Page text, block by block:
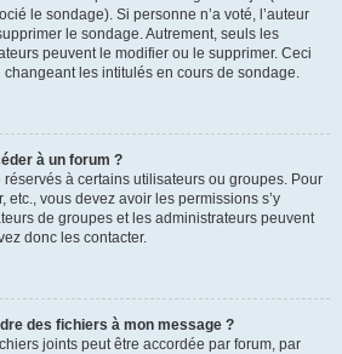
le sondage). Si personne n’a voté, l’auteur
le sondage. Autrement, seuls les
peuvent le modifier ou le supprimer. Ceci
les intitulés en cours de sondage.
à un forum ?
à certains utilisateurs ou groupes. Pour
etc., vous devez avoir les permissions s’y
de groupes et les administrateurs peuvent
donc les contacter.
des fichiers à mon message ?
joints peut être accordée par forum, par